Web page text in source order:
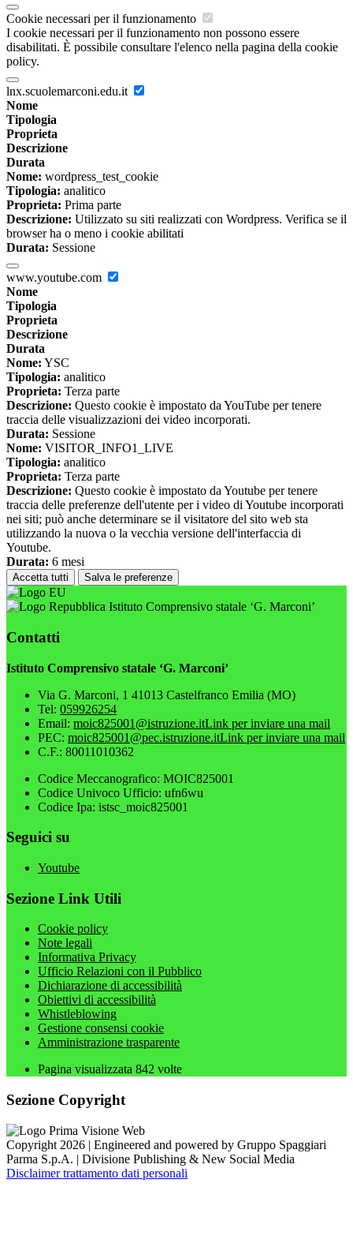
Cookie necessari per il funzionamento
I cookie necessari per il funzionamento non possono essere
disabilitati. È possibile consultare l'elenco nella pagina della cookie
policy.
lnx.scuolemarconi.edu.it
Nome
Tipologia
Proprieta
Descrizione
Durata
Nome: wordpress_test_cookie
Tipologia: analitico
Proprieta: Prima parte
Descrizione: Utilizzato su siti realizzati con Wordpress. Verifica se il
browser ha o meno i cookie abilitati
Durata: Sessione
www.youtube.com
Nome
Tipologia
Proprieta
Descrizione
Durata
Nome: YSC
Tipologia: analitico
Proprieta: Terza parte
Descrizione: Questo cookie è impostato da YouTube per tenere
traccia delle visualizzazioni dei video incorporati.
Durata: Sessione
Nome: VISITOR_INFO1_LIVE
Tipologia: analitico
Proprieta: Terza parte
Descrizione: Questo cookie è impostato da Youtube per tenere
traccia delle preferenze dell'utente per i video di Youtube incorporati
nei siti; può anche determinare se il visitatore del sito web sta
utilizzando la nuova o la vecchia versione dell'interfaccia di
Youtube.
Durata: 6 mesi
Accetta tutti Salva le preferenze
Istituto Comprensivo statale ‘G. Marconi’
Contatti
Istituto Comprensivo statale ‘G. Marconi’
Via G. Marconi, 1 41013 Castelfranco Emilia (MO)
Tel: 059926254
Email: moic825001@istruzione.itLink per inviare una mail
PEC: moic825001@pec.istruzione.itLink per inviare una mail
C.F.: 80011010362
Codice Meccanografico: MOIC825001
Codice Univoco Ufficio: ufn6wu
Codice Ipa: istsc_moic825001
Seguici su
Youtube
Sezione Link Utili
Cookie policy
Note legali
Informativa Privacy
Ufficio Relazioni con il Pubblico
Dichiarazione di accessibilità
Obiettivi di accessibilità
Whistleblowing
Gestione consensi cookie
Amministrazione trasparente
Pagina visualizzata 842 volte
Sezione Copyright
Copyright 2026 | Engineered and powered by Gruppo Spaggiari
Parma S.p.A. | Divisione Publishing & New Social Media
Disclaimer trattamento dati personali